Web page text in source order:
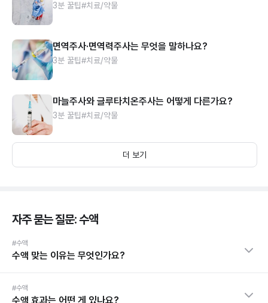
3분 꿀팁#치료/약물
면역주사·면역력주사는 무엇을 말하나요?
3분 꿀팁#치료/약물
마늘주사와 글루타치온주사는 어떻게 다른가요?
3분 꿀팁#치료/약물
더 보기
자주 묻는 질문: 수액
#수액
수액 맞는 이유는 무엇인가요?
#수액
수액 효과는 어떤 게 있나요?